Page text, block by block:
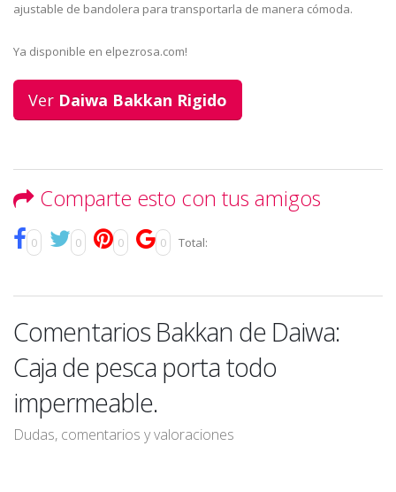
ajustable de bandolera para transportarla de manera cómoda.
Ya disponible en elpezrosa.com!
Ver Daiwa Bakkan Rigido
Comparte esto con tus amigos
0 0 0 0 Total:
Comentarios Bakkan de Daiwa:
Caja de pesca porta todo
impermeable.
Dudas, comentarios y valoraciones